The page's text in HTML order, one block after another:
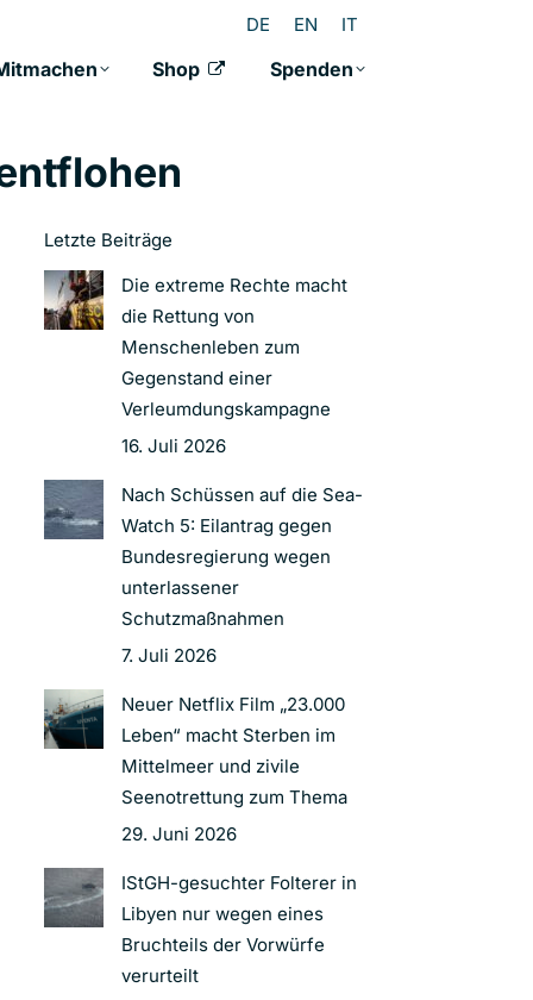
DE EN IT
Shop Spenden
Letzte Beiträge
Die extreme Rechte macht
die Rettung von
Menschenleben zum
Gegenstand einer
Verleumdungskampagne
16. Juli 2026
Nach Schüssen auf die Sea-
Watch 5: Eilantrag gegen
Bundesregierung wegen
unterlassener
Schutzmaßnahmen
7. Juli 2026
Neuer Netflix Film „23.000
Leben“ macht Sterben im
Mittelmeer und zivile
Seenotrettung zum Thema
29. Juni 2026
IStGH-gesuchter Folterer in
Libyen nur wegen eines
Bruchteils der Vorwürfe
verurteilt